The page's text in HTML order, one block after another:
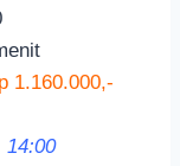
1.160.000,-
14:00